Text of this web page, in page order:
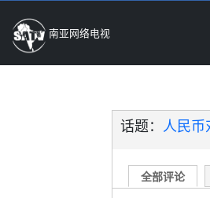
南亚网络电视
话题： 人民币
全部评论